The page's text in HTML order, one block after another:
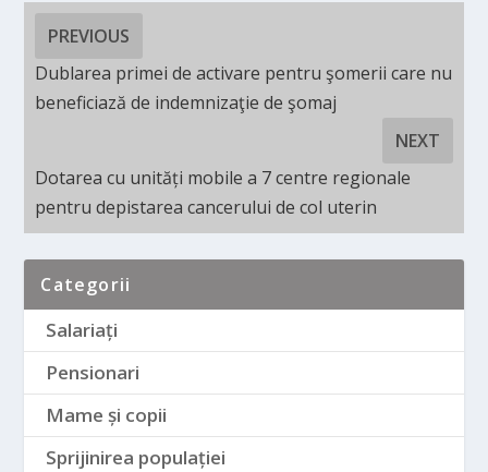
PREVIOUS
Dublarea primei de activare pentru şomerii care nu
beneficiază de indemnizaţie de şomaj
NEXT
Dotarea cu unități mobile a 7 centre regionale
pentru depistarea cancerului de col uterin
Categorii
Salariați
Pensionari
Mame și copii
Sprijinirea populației